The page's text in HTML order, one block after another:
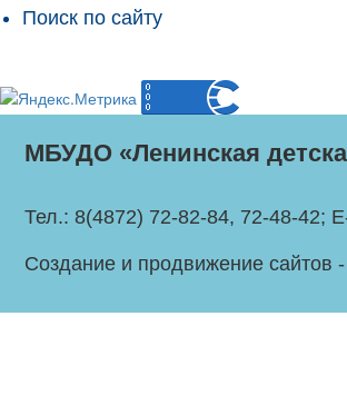
Поиск по сайту
МБУДО «Ленинская
Тел.: 8(4872) 72-82-84, 72-48-42;
Создание и продвижение сайтов -